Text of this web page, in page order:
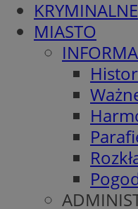
KRYMINALNE
MIASTO